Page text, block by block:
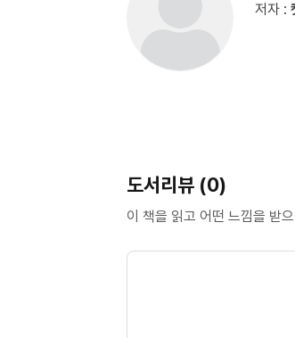
저자 :
도서리뷰 (0)
이 책을 읽고 어떤 느낌을 받